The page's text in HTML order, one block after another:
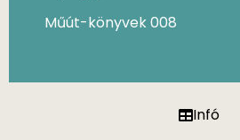
Infó
Műút-könyvek 008